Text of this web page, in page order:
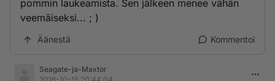
pommin laukeamista. Sen jälkeen menee vähän
veemäiseksi... ; )
Äänestä Kommentoi
Seagate-ja-Maxtor